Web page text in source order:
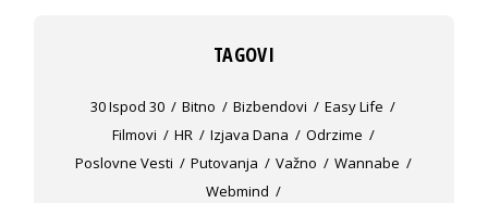
TAGOVI
30 Ispod 30 Bitno Bizbendovi
Easy Life
Filmovi
HR Izjava Dana
Odrzime
Poslovne Vesti
Putovanja Važno
Wannabe
Webmind